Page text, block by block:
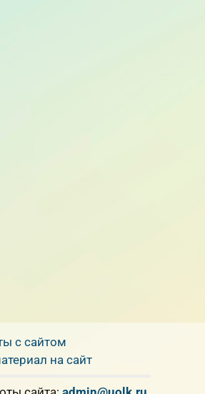
с сайтом
на сайт